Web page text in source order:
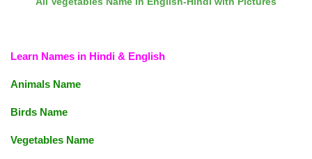
Learn Names in Hindi & English
Animals Name
Birds Name
Vegetables Name